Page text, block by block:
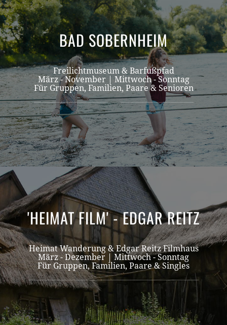
BAD SOBERNHEIM
Freilichtmuseum & Barfußpfad
März - November | Mittwoch - Sonntag
Für Gruppen, Familien, Paare & Senioren
'HEIMAT FILM' - EDGAR REITZ
Heimat Wanderung & Edgar Reitz Filmhaus
März - Dezember | Mittwoch - Sonntag
Für Gruppen, Familien, Paare & Singles